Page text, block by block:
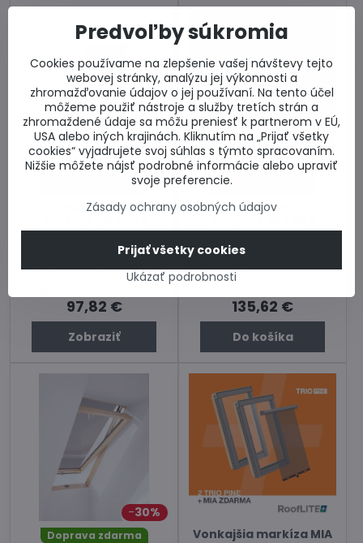
44%
Doprava zdarma
Dodanie do 5 dní
Strešný svetlík
lemovaním
Svetlík s lemovaním Rooflite.
bočného pravého otvárania
97,82 €
Zobraziť
44%
Doprava zdarma
Dodanie do 5 dní
Strešný svetlík
lemovaním
Svetlík s lemovaním Rooflite s
a aretačnou poistkou s
otvárania. Farba: šedá
135,62 €
Do košíka
30%
Doprava zdarma
Vonkajšia markíza MIA
Predvoľby súkromia
Cookies používame na zlepšenie vašej návštevy tejto
webovej stránky, analýzu jej výkonnosti a
zhromažďovanie údajov o jej používaní. Na tento účel
môžeme použiť nástroje a služby tretích strán a
zhromaždené údaje sa môžu preniesť k partnerom v EÚ,
USA alebo iných krajinách. Kliknutím na „Prijať všetky
cookies“ vyjadrujete svoj súhlas s týmto spracovaním.
Nižšie môžete nájsť podrobné informácie alebo upraviť
svoje preferencie.
Zásady ochrany osobných údajov
Ukázať podrobnosti
Prijať všetky cookies